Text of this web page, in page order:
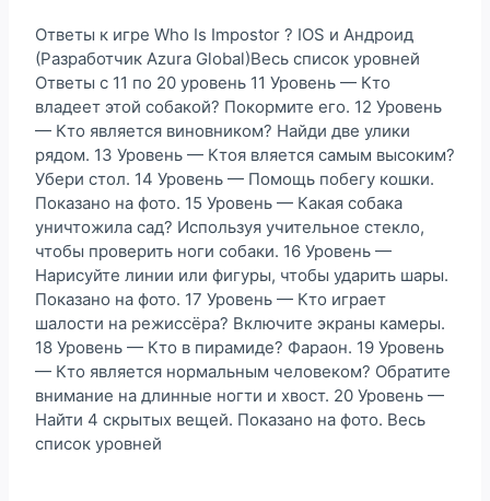
Ответы к игре Who Is Impostor ? IOS и Андроид
(Разработчик Azura Global)Весь список уровней
Ответы с 11 по 20 уровень 11 Уровень — Кто
владеет этой собакой? Покормите его. 12 Уровень
— Кто является виновником? Найди две улики
рядом. 13 Уровень — Ктоя вляется самым высоким?
Убери стол. 14 Уровень — Помощь побегу кошки.
Показано на фото. 15 Уровень — Какая собака
уничтожила сад? Используя учительное стекло,
чтобы проверить ноги собаки. 16 Уровень —
Нарисуйте линии или фигуры, чтобы ударить шары.
Показано на фото. 17 Уровень — Кто играет
шалости на режиссёра? Включите экраны камеры.
18 Уровень — Кто в пирамиде? Фараон. 19 Уровень
— Кто является нормальным человеком? Обратите
внимание на длинные ногти и хвост. 20 Уровень —
Найти 4 скрытых вещей. Показано на фото. Весь
список уровней